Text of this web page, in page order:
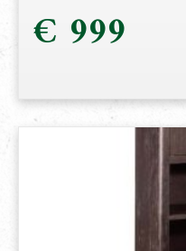
€ 999